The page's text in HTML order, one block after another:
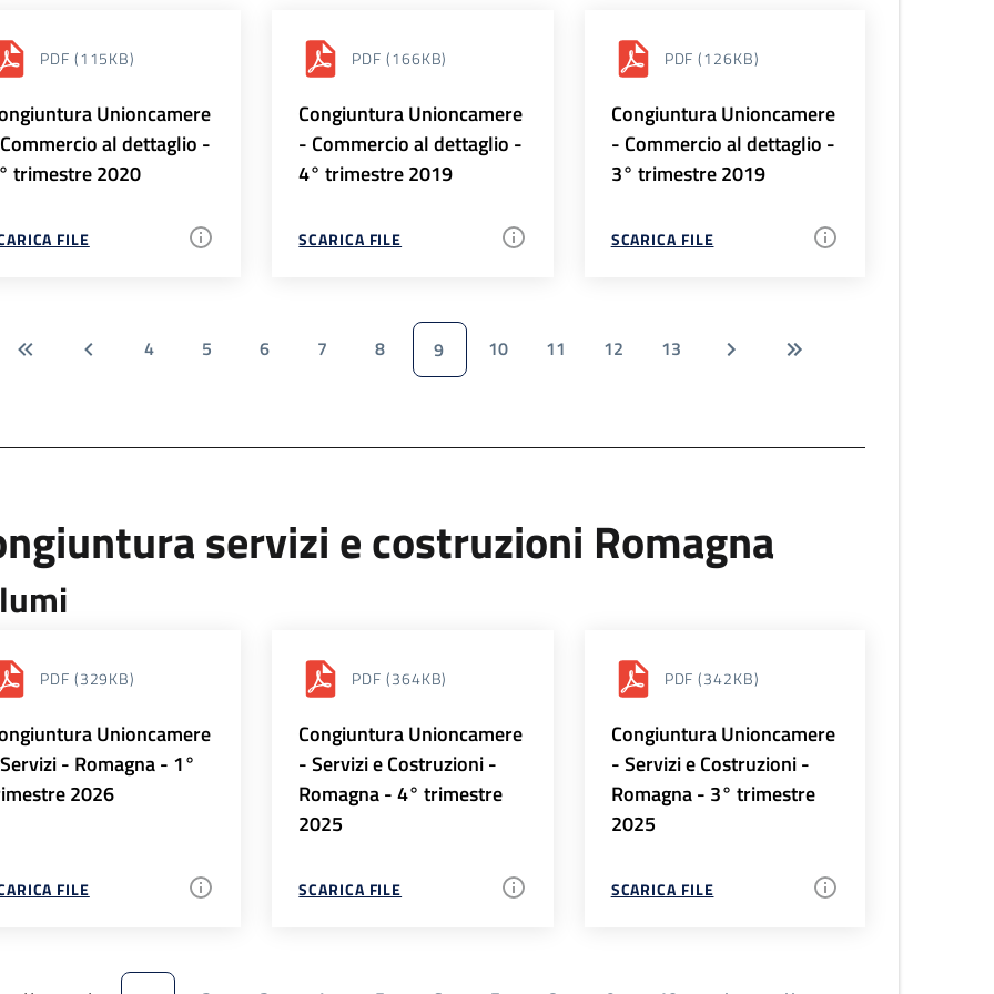
PDF (115KB)
Unioncamere
al dettaglio -
trimestre 2020
FILE
PDF (166KB)
Congiuntura Unioncamere
- Commercio al dettaglio -
4° trimestre 2019
SCARICA FILE
PDF (126KB)
Congiuntura Unioncamere
- Commercio al dettaglio -
3° trimestre 2019
SCARICA FILE
4 5 6 7 8 9 10 11 12 13
servizi e costruzioni Romagna
PDF (329KB)
Unioncamere
- Romagna - 1°
2026
FILE
PDF (364KB)
Congiuntura Unioncamere
- Servizi e Costruzioni -
Romagna - 4° trimestre
2025
SCARICA FILE
PDF (342KB)
Congiuntura Unioncamere
- Servizi e Costruzioni -
Romagna - 3° trimestre
2025
SCARICA FILE